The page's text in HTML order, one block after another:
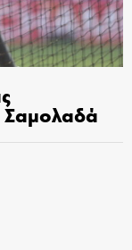
Σαμολαδά